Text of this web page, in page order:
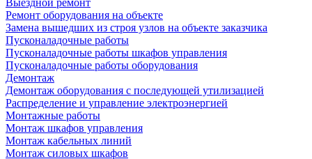
Выездной ремонт
Ремонт оборудования на объекте
Замена вышедших из строя узлов на объекте заказчика
Пусконаладочные работы
Пусконаладочные работы шкафов управления
Пусконаладочные работы оборудования
Демонтаж
Демонтаж оборудования с последующей утилизацией
Распределение и управление электроэнергией
Монтажные работы
Монтаж шкафов управления
Монтаж кабельных линий
Монтаж силовых шкафов